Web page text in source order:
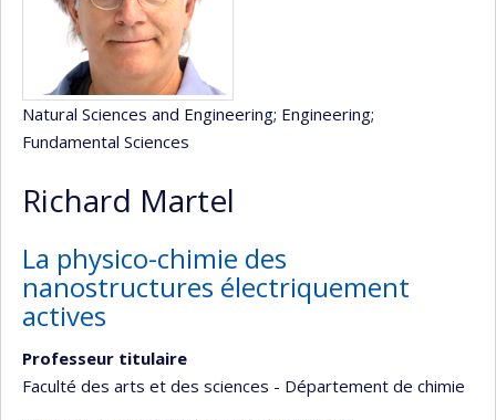
Natural Sciences and Engineering; Engineering;
Fundamental Sciences
Richard Martel
La physico-chimie des
nanostructures électriquement
actives
Professeur titulaire
Faculté des arts et des sciences - Département de chimie